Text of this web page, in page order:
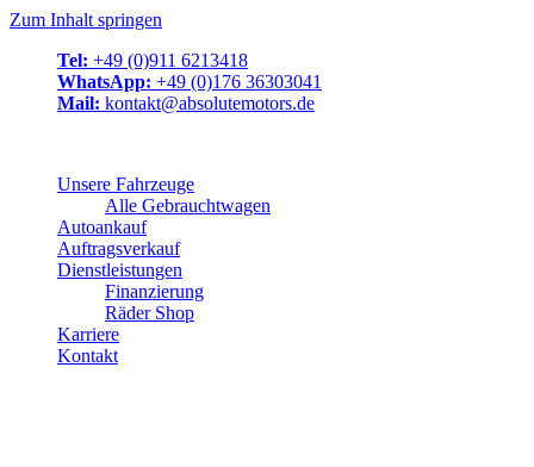
Zum Inhalt springen
Tel: +49 (0)911 6213418
WhatsApp: +49 (0)176 36303041
Mail: kontakt@absolutemotors.de
Unsere Fahrzeuge
Alle Gebrauchtwagen
Autoankauf
Auftragsverkauf
Dienstleistungen
Finanzierung
Räder Shop
Karriere
Kontakt